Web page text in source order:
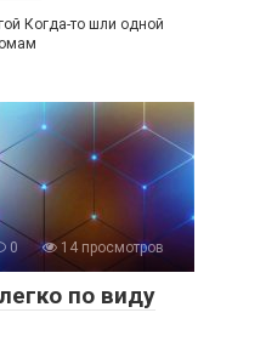
Когда-то шли одной
0
14 просмотров
по виду